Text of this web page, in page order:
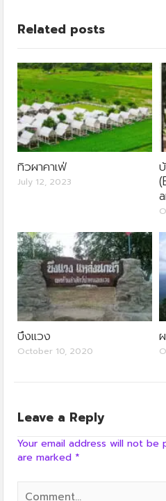
Related posts
ทิวผาคาเฟ่
July 12, 2023
บึงแวง
October 10, 2020
Leave a Reply
Your email address will not be
are marked *